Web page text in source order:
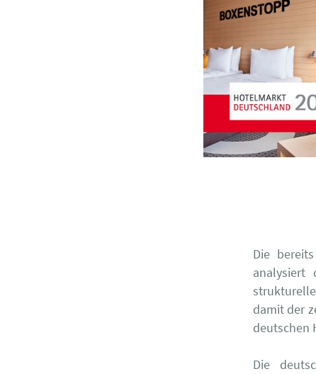
Die
analysiert
damit der
deutschen
Die